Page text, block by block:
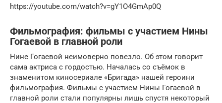
https://youtube.com/watch?v=gY1O4GmAp0Q
Фильмография: фильмы с участием Нины
Гогаевой в главной роли
Нине Гогаевой неимоверно повезло. Об этом говорит
сама актриса с гордостью. Началась со съёмок в
знаменитом киносериале «Бригада» нашей героини
фильмография. Фильмы с участием Нины Гогаевой в
главной роли стали популярны лишь спустя некоторый